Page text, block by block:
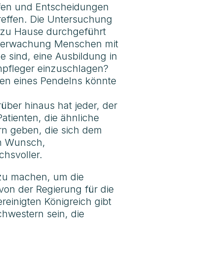
und Entscheidungen
Die Untersuchung
Hause durchgeführt
Menschen mit
sind, eine Ausbildung in
einzuschlagen?
eines Pendelns könnte
hinaus hat jeder, der
die ähnliche
geben, die sich dem
Wunsch,
machen, um die
der Regierung für die
Königreich gibt
sein, die